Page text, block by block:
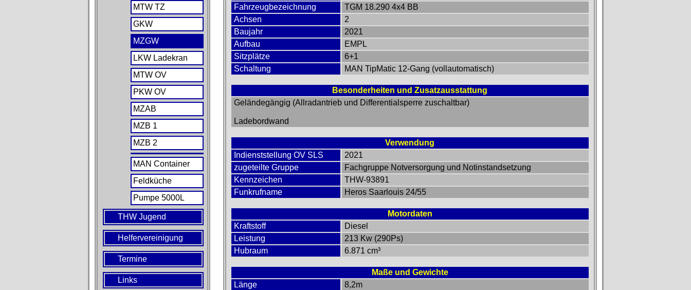
MTW TZ
GKW
MZGW
LKW Ladekran
MTW OV
PKW OV
MZAB
MZB 1
MZB 2
MAN Container
Feldküche
Pumpe 5000L
THW Jugend
Helfervereinigung
Termine
Links
Fahrzeugbezeichnung
TGM 18.290 4x4 BB
Achsen
2
Baujahr
2021
Aufbau
EMPL
Sitzplätze
6+1
Schaltung
MAN TipMatic 12-Gang (vollautomatisch)
Besonderheiten und Zusatzausstattung
Geländegängig (Allradantrieb und Differentialsperre zuschaltbar)
Ladebordwand
Verwendung
Indienststellung OV SLS
2021
zugeteilte Gruppe
Fachgruppe Notversorgung und Notinstandsetzung
Kennzeichen
THW-93891
Funkrufname
Heros Saarlouis 24/55
Motordaten
Kraftstoff
Diesel
Leistung
213 Kw (290Ps)
Hubraum
6.871 cm³
Maße und Gewichte
Länge
8,2m